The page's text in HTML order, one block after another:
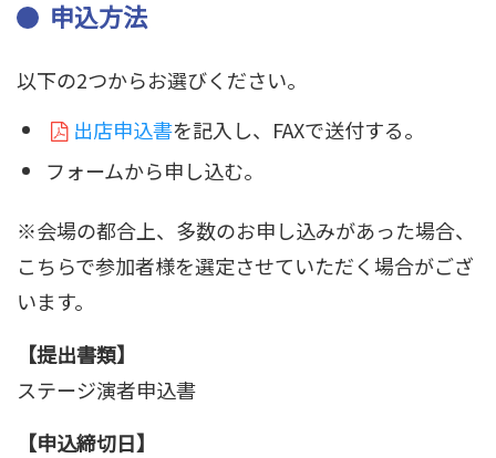
申込方法
以下の2つからお選びください。
出店申込書を記入し、FAXで送付する。
フォームから申し込む。
※会場の都合上、多数のお申し込みがあった場合、
こちらで参加者様を選定させていただく場合がござ
います。
【提出書類】
ステージ演者申込書
【申込締切日】